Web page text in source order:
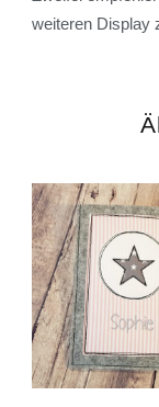
weiteren Display